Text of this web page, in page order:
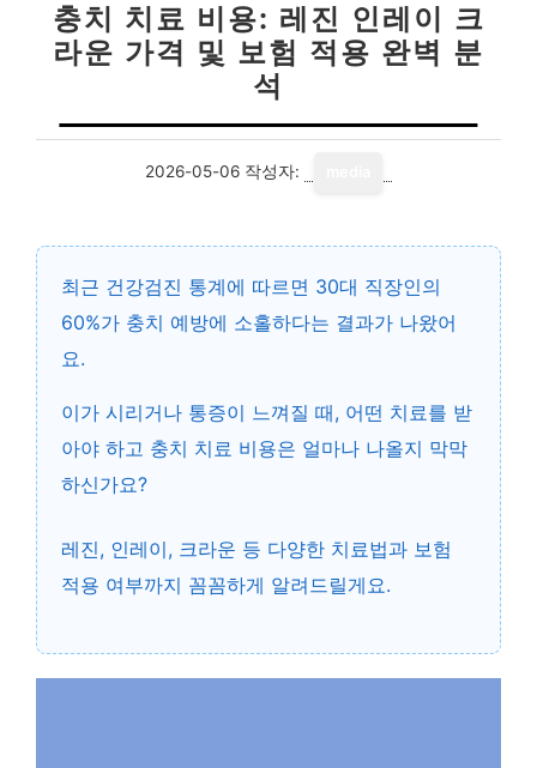
충치 치료 비용: 레진 인레이 크
라운 가격 및 보험 적용 완벽 분
석
2026-05-06 작성자:
최근 건강검진 통계에 따르면 30대 직장인의
60%가 충치 예방에 소홀하다는 결과가 나왔어
요.
이가 시리거나 통증이 느껴질 때, 어떤 치료를 받
아야 하고 충치 치료 비용은 얼마나 나올지 막막
하신가요?
레진, 인레이, 크라운 등 다양한 치료법과 보험
적용 여부까지 꼼꼼하게 알려드릴게요.